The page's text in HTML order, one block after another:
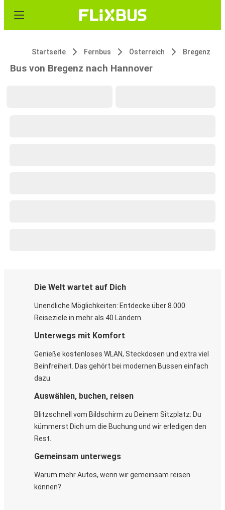
Startseite Fernbus Österreich Bregenz
Bus von Bregenz nach Hannover
Die Welt wartet auf Dich
Unendliche Möglichkeiten: Entdecke über 8.000
Reiseziele in mehr als 40 Ländern.
Unterwegs mit Komfort
Genieße kostenloses WLAN, Steckdosen und extra viel
Beinfreiheit. Das gehört bei modernen Bussen einfach
dazu.
Auswählen, buchen, reisen
Blitzschnell vom Bildschirm zu Deinem Sitzplatz: Du
kümmerst Dich um die Buchung und wir erledigen den
Rest.
Gemeinsam unterwegs
Warum mehr Autos, wenn wir gemeinsam reisen
können?